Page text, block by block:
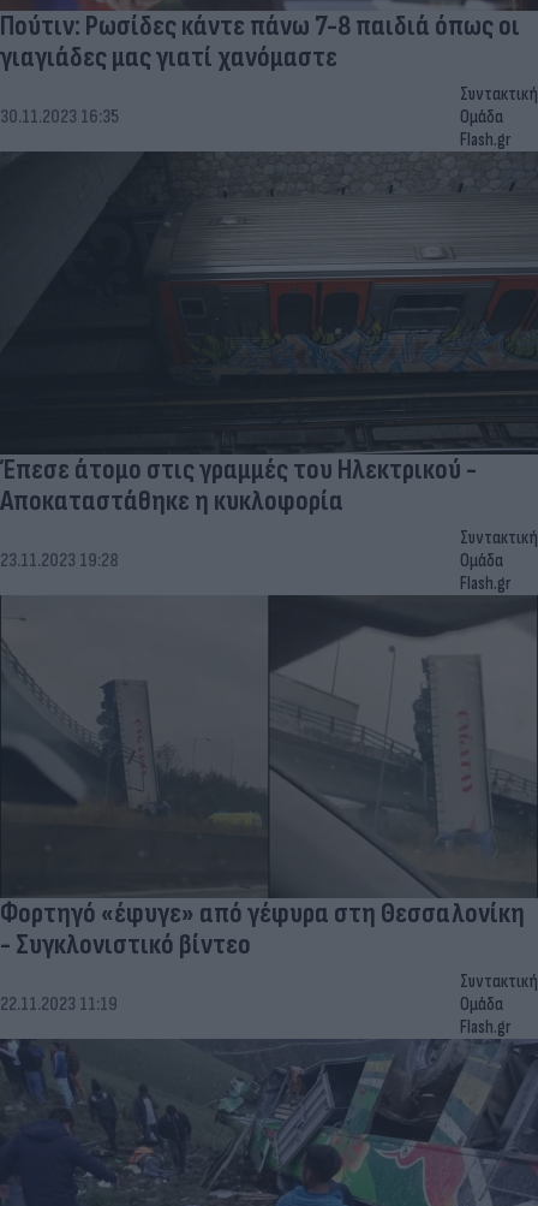
Πούτιν: Ρωσίδες κάντε πάνω 7-8 παιδιά όπως οι
γιαγιάδες μας γιατί χανόμαστε
30.11.2023 16:35
Συντακτική
Ομάδα
Flash.gr
Έπεσε άτομο στις γραμμές του Ηλεκτρικού -
Αποκαταστάθηκε η κυκλοφορία
23.11.2023 19:28
Συντακτική
Ομάδα
Flash.gr
Φορτηγό «έφυγε» από γέφυρα στη Θεσσαλονίκη
- Συγκλονιστικό βίντεο
22.11.2023 11:19
Συντακτική
Ομάδα
Flash.gr